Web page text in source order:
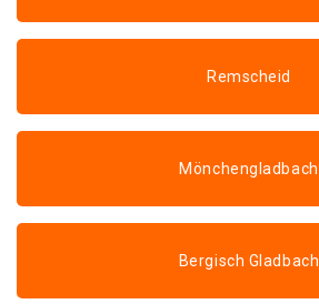
Remscheid
Mönchengladbach
Bergisch Gladbach